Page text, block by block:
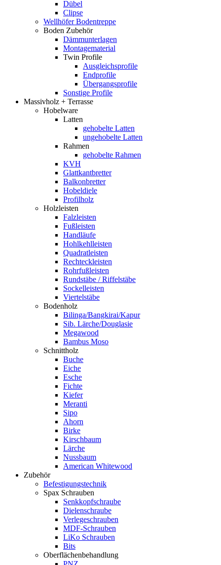
Dübel
Clipse
Wellhöfer Bodentreppe
Boden Zubehör
Dämmunterlagen
Montagematerial
Twin Profile
Ausgleichsprofile
Endprofile
Übergangsprofile
Sonstige Profile
Massivholz + Terrasse
Hobelware
Latten
gehobelte Latten
ungehobelte Latten
Rahmen
gehobelte Rahmen
KVH
Glattkantbretter
Balkonbretter
Hobeldiele
Profilholz
Holzleisten
Falzleisten
Fußleisten
Handläufe
Hohlkehlleisten
Quadratleisten
Rechteckleisten
Rohrfußleisten
Rundstäbe / Riffelstäbe
Sockelleisten
Viertelstäbe
Bodenholz
Bilinga/Bangkirai/Kapur
Sib. Lärche/Douglasie
Megawood
Bambus Moso
Schnittholz
Buche
Eiche
Esche
Fichte
Kiefer
Meranti
Sipo
Ahorn
Birke
Kirschbaum
Lärche
Nussbaum
American Whitewood
Zubehör
Befestigungstechnik
Spax Schrauben
Senkkopfschraube
Dielenschraube
Verlegeschrauben
MDF-Schrauben
LiKo Schrauben
Bits
Oberflächenbehandlung